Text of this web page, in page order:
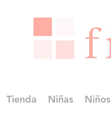
Tienda Niñas Niños